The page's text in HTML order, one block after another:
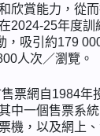
欣賞能力，從
2024-25年度訓
，吸引約179
人次／瀏覽。
票網自1984年
中一個售票系
機，以及網上